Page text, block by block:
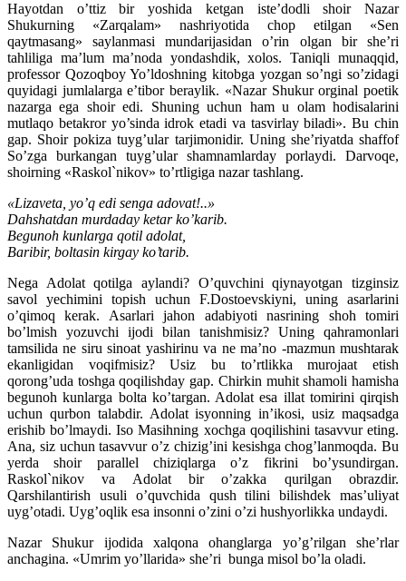
Hayotdan o’ttiz bir yoshida ketgan iste’dodli shoir Nazar
Shukurning «Zarqalam» nashriyotida chop etilgan «Sen
qaytmasang» saylanmasi mundarijasidan o’rin olgan bir she’ri
tahliliga ma’lum ma’noda yondashdik, xolos. Taniqli munaqqid,
professor Qozoqboy Yo’ldoshning kitobga yozgan so’ngi so’zidagi
quyidagi jumlalarga e’tibor beraylik. «Nazar Shukur orginal poetik
nazarga ega shoir edi. Shuning uchun ham u olam hodisalarini
mutlaqo betakror yo’sinda idrok etadi va tasvirlay biladi». Bu chin
gap. Shoir pokiza tuyg’ular tarjimonidir. Uning she’riyatda shaffof
So’zga burkangan tuyg’ular shamnamlarday porlaydi. Darvoqe,
shoirning «Raskol`nikov» to’rtligiga nazar tashlang.
«Lizaveta, yo’q edi senga adovat!..»
Dahshatdan murdaday ketar ko’karib.
Begunoh kunlarga qotil adolat,
Baribir, boltasin kirgay ko’tarib.
Nega Adolat qotilga aylandi? O’quvchini qiynayotgan tizginsiz
savol yechimini topish uchun F.Dostoevskiyni, uning asarlarini
o’qimoq kerak. Asarlari jahon adabiyoti nasrining shoh tomiri
bo’lmish yozuvchi ijodi bilan tanishmisiz? Uning qahramonlari
tamsilida ne siru sinoat yashirinu va ne ma’no -mazmun mushtarak
ekanligidan voqifmisiz? Usiz bu to’rtlikka murojaat etish
qorong’uda toshga qoqilishday gap. Chirkin muhit shamoli hamisha
begunoh kunlarga bolta ko’targan. Adolat esa illat tomirini qirqish
uchun qurbon talabdir. Adolat isyonning in’ikosi, usiz maqsadga
erishib bo’lmaydi. Iso Masihning xochga qoqilishini tasavvur eting.
Ana, siz uchun tasavvur o’z chizig’ini kesishga chog’lanmoqda. Bu
yerda shoir parallel chiziqlarga o’z fikrini bo’ysundirgan.
Raskol`nikov va Adolat bir o’zakka qurilgan obrazdir.
Qarshilantirish usuli o’quvchida qush tilini bilishdek mas’uliyat
uyg’otadi. Uyg’oqlik esa insonni o’zini o’zi hushyorlikka undaydi.
Nazar Shukur ijodida xalqona ohanglarga yo’g’rilgan she’rlar
anchagina. «Umrim yo’llarida» she’ri bunga misol bo’la oladi.